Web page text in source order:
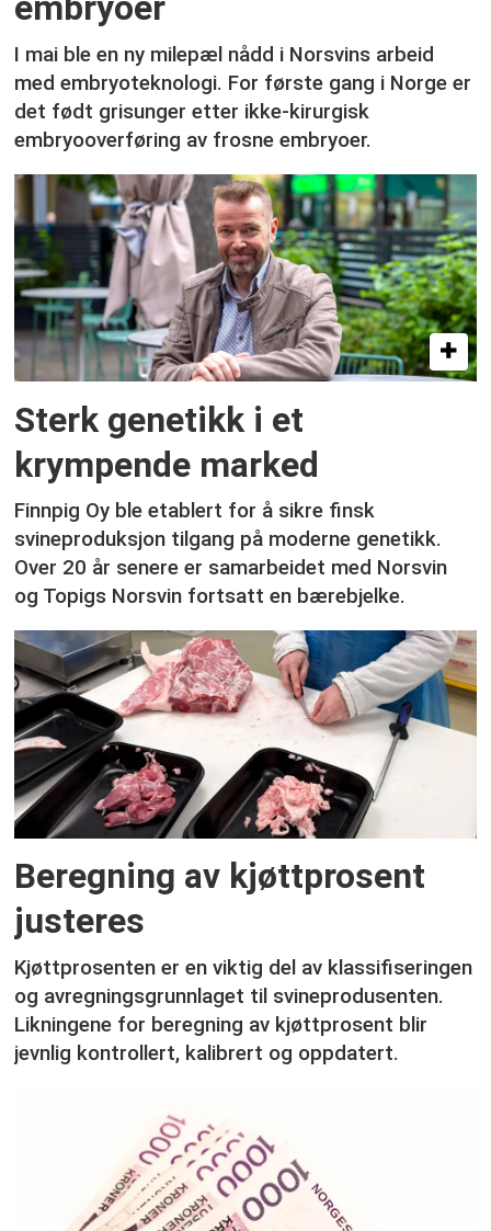
embryoer
I mai ble en ny milepæl nådd i Norsvins arbeid
med embryoteknologi. For første gang i Norge er
det født grisunger etter ikke-kirurgisk
embryooverføring av frosne embryoer.
Sterk genetikk i et
krympende marked
Finnpig Oy ble etablert for å sikre finsk
svineproduksjon tilgang på moderne genetikk.
Over 20 år senere er samarbeidet med Norsvin
og Topigs Norsvin fortsatt en bærebjelke.
Beregning av kjøttprosent
justeres
Kjøttprosenten er en viktig del av klassifiseringen
og avregningsgrunnlaget til svineprodusenten.
Likningene for beregning av kjøttprosent blir
jevnlig kontrollert, kalibrert og oppdatert.